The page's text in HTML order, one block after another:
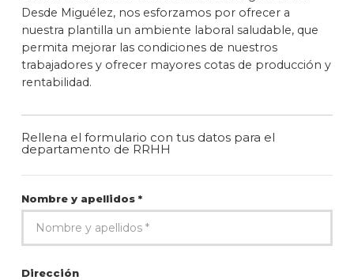
Desde Miguélez, nos esforzamos por ofrecer a
nuestra plantilla un ambiente laboral saludable, que
permita mejorar las condiciones de nuestros
trabajadores y ofrecer mayores cotas de producción y
rentabilidad.
Rellena el formulario con tus datos para el
departamento de RRHH
Nombre y apellidos *
Dirección